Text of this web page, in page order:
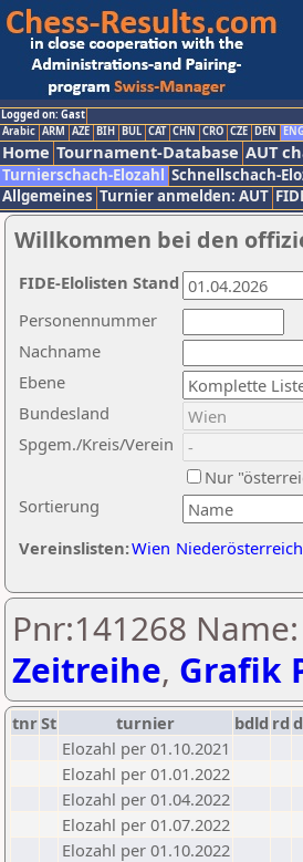
Logged on: Gast
Arabic ARM AZE BIH BUL CAT CHN CRO CZE DEN ENG
Home Tournament-Database AUT
Turnierschach-Elozahl Schnellschach-
Allgemeines Turnier anmelden: AUT
Willkommen bei den
Nachname
Ebene
Sortierung
Personennummer
Bundesland
Spgem./Kreis/Verein
Nur
Vereinslisten:Wien Niederösterreich
FIDE-Elolisten Stand
Pnr:141268
Zeitreihe, Grafik
tnrSt turnier bdld rd
Elozahl per 01.10.2021
Elozahl per 01.01.2022
Elozahl per 01.04.2022
Elozahl per 01.07.2022
Elozahl per 01.10.2022